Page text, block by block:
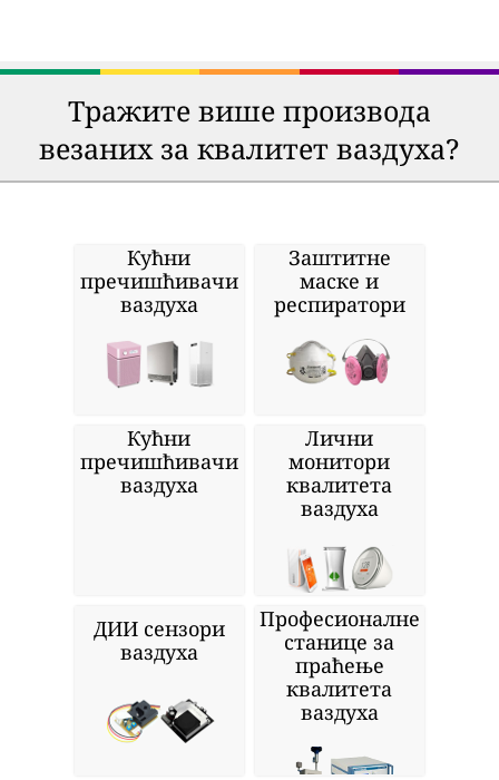
Тражите више производа
везаних за квалитет ваздуха?
Кућни
пречишћивачи
ваздуха
Заштитне
маске и
респиратори
Кућни
пречишћивачи
ваздуха
Лични
монитори
квалитета
ваздуха
ДИИ сензори
ваздуха
Професионалне
станице за
праћење
квалитета
ваздуха